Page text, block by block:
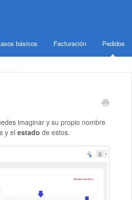
básicos Facturación Pedidos
imaginar y su propio nombre
y el estado de estos.